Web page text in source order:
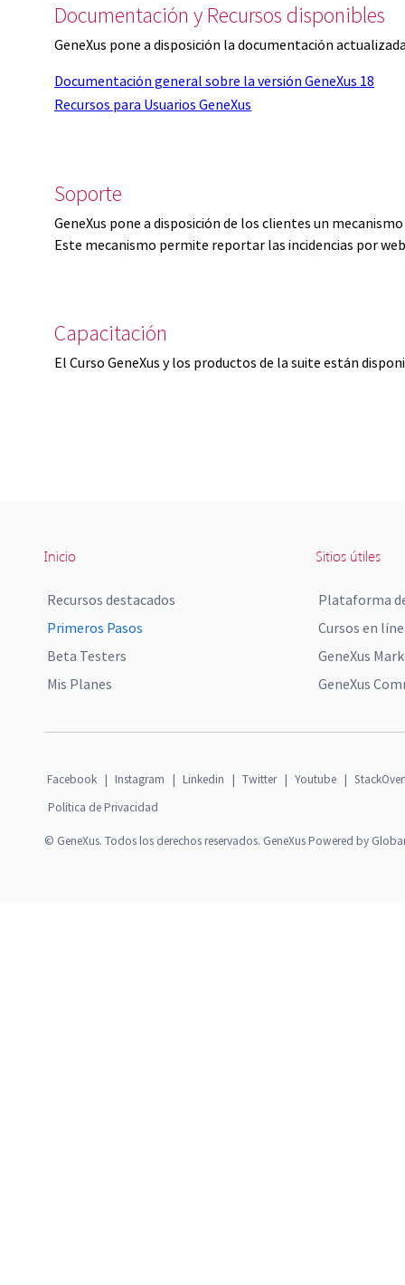
Documentación y Recursos disponibles
GeneXus pone a disposición la documentación
Documentación general sobre la versión GeneXus 18
Recursos para Usuarios GeneXus
Soporte
GeneXus pone a disposición de los clientes un
Este mecanismo permite reportar las incidencias por
Capacitación
El Curso GeneXus y los productos de la suite están
Inicio
Recursos destacados
Primeros Pasos
Beta Testers
Mis Planes
Sitios útiles
Plataforma
Cursos en
GeneXus
GeneXus
Facebook | Instagram | Linkedin | Twitter | Youtube |
Política de Privacidad
© GeneXus. Todos los derechos reservados. GeneXus Powered by